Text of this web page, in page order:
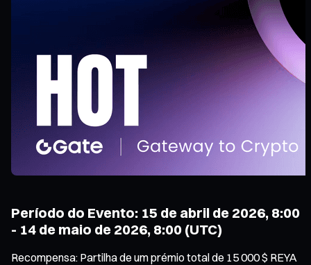
Período do Evento: 15 de abril de 2026, 8:00
- 14 de maio de 2026, 8:00 (UTC)
Recompensa: Partilha de um prémio total de 15 000 $ REYA